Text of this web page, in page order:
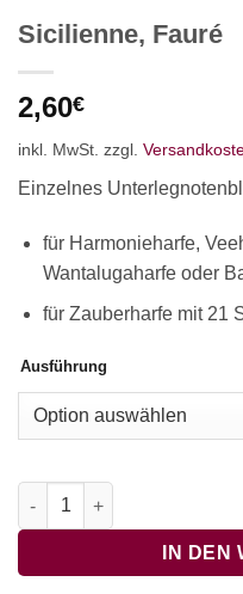
Sicilienne, Fauré
2,60€
inkl. MwSt. zzgl.
Einzelnes
für Harmonieharfe,
Wantalugaharfe oder
für Zauberharfe mit 21
Ausführung
Sicilienne, Fauré Menge
IN DEN